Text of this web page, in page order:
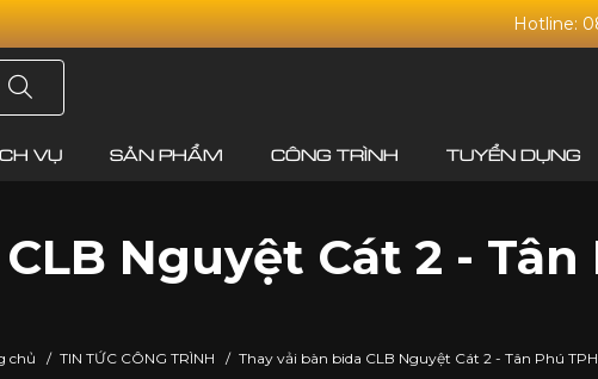
Hotline:
VỤ SẢN PHẨM CÔNG TRÌNH TUYỂN DỤNG
Nguyệt Cát 2 - Tân
chủ / TIN TỨC CÔNG TRÌNH / Thay vải bàn bida CLB Nguyệt Cát 2 - Tân Phú